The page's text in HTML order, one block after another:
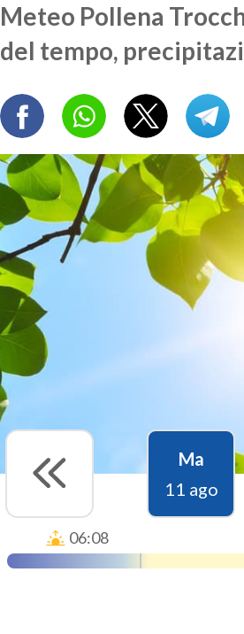
Meteo Pollena
del tempo,
Ma
11 ago
06:08